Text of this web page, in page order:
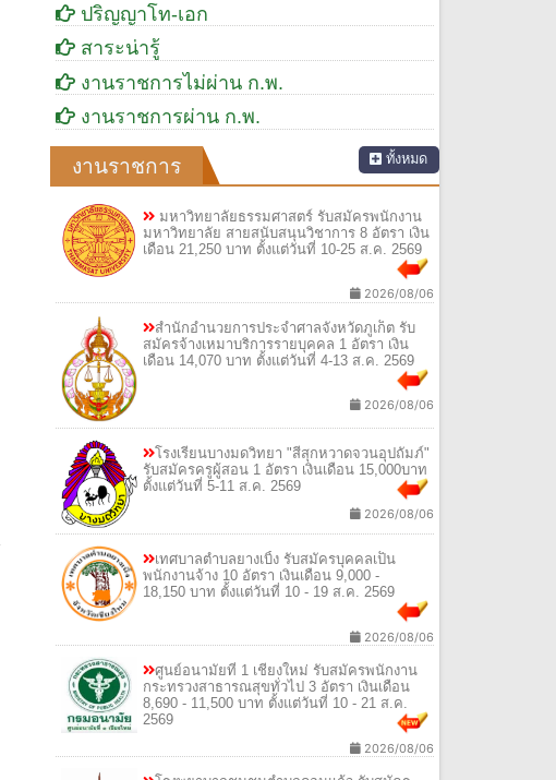
ปริญญาโท-เอก
สาระน่ารู้
งานราชการไม่ผ่าน ก.พ.
งานราชการผ่าน ก.พ.
งานราชการ ทั้งหมด
มหาวิทยาลัยธรรมศาสตร์ รับสมัครพนักงาน
มหาวิทยาลัย สายสนับสนุนวิชาการ 8 อัตรา เงิน
เดือน 21,250 บาท ตั้งแต่วันที่ 10-25 ส.ค. 2569
2026/08/06
สำนักอำนวยการประจำศาลจังหวัดภูเก็ต รับ
สมัครจ้างเหมาบริการรายบุคคล 1 อัตรา เงิน
เดือน 14,070 บาท ตั้งแต่วันที่ 4-13 ส.ค. 2569
2026/08/06
โรงเรียนบางมดวิทยา "สีสุกหวาดจวนอุปถัมภ์"
รับสมัครครูผู้สอน 1 อัตรา เงินเดือน 15,000บาท
ตั้งแต่วันที่ 5-11 ส.ค. 2569
2026/08/06
เทศบาลตำบลยางเบิ้ง รับสมัครบุคคลเป็น
พนักงานจ้าง 10 อัตรา เงินเดือน 9,000 -
18,150 บาท ตั้งแต่วันที่ 10 - 19 ส.ค. 2569
2026/08/06
ศูนย์อนามัยที่ 1 เชียงใหม่ รับสมัครพนักงาน
กระทรวงสาธารณสุขทั่วไป 3 อัตรา เงินเดือน
8,690 - 11,500 บาท ตั้งแต่วันที่ 10 - 21 ส.ค.
2569
2026/08/06